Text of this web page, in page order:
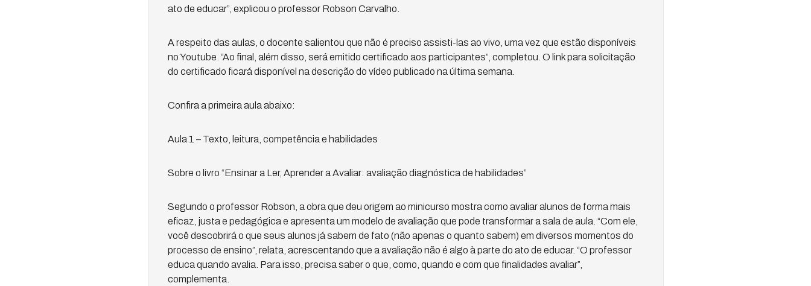
ato de educar”, explicou o professor Robson Carvalho.
A respeito das aulas, o docente salientou que não é preciso assisti-las ao vivo, uma vez que estão disponíveis
no Youtube. “Ao final, além disso, será emitido certificado aos participantes”, completou. O link para solicitação
do certificado ficará disponível na descrição do vídeo publicado na última semana.
Confira a primeira aula abaixo:
Aula 1 – Texto, leitura, competência e habilidades
Sobre o livro “Ensinar a Ler, Aprender a Avaliar: avaliação diagnóstica de habilidades”
Segundo o professor Robson, a obra que deu origem ao minicurso mostra como avaliar alunos de forma mais
eficaz, justa e pedagógica e apresenta um modelo de avaliação que pode transformar a sala de aula. “Com ele,
você descobrirá o que seus alunos já sabem de fato (não apenas o quanto sabem) em diversos momentos do
processo de ensino”, relata, acrescentando que a avaliação não é algo à parte do ato de educar. “O professor
educa quando avalia. Para isso, precisa saber o que, como, quando e com que finalidades avaliar”,
complementa.